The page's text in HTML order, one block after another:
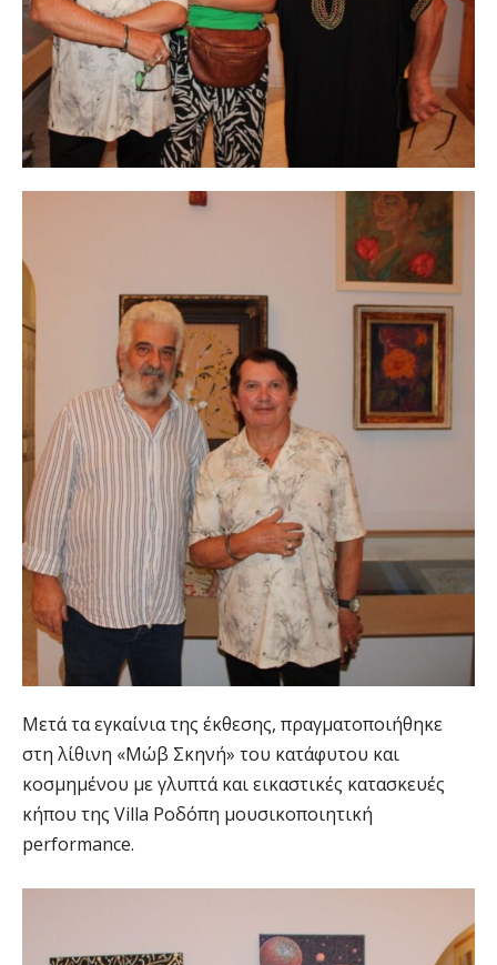
Μετά τα εγκαίνια της έκθεσης, πραγματοποιήθηκε
στη λίθινη «Μώβ Σκηνή» του κατάφυτου και
κοσμημένου με γλυπτά και εικαστικές κατασκευές
κήπου της Villa Ροδόπη μουσικοποιητική
performance.